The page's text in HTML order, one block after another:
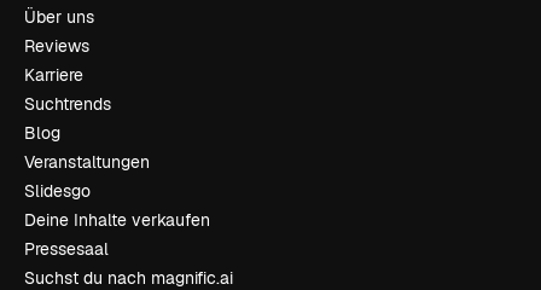
Über uns
Reviews
Karriere
Suchtrends
Blog
Veranstaltungen
Slidesgo
Deine Inhalte verkaufen
Pressesaal
Suchst du nach magnific.ai